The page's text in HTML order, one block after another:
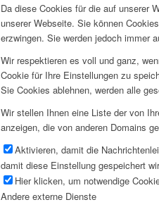
Da diese Cookies für die auf unserer
unserer Webseite. Sie können
erzwingen. Sie werden jedoch immer
Wir respektieren es voll und ganz,
Cookie für Ihre Einstellungen zu
Sie Cookies ablehnen, werden alle
Wir stellen Ihnen eine Liste der von
anzeigen, die von anderen Domains
Aktivieren, damit die
damit diese Einstellung gespeichert
Hier klicken, um notwendige
Andere externe Dienste